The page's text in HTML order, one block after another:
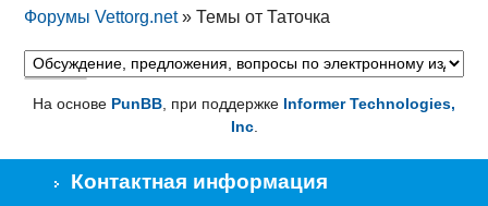
Форумы Vettorg.net »Темы от Таточка
На основе PunBB , при поддержке Informer Technologies,
Inc.
Контактная информация